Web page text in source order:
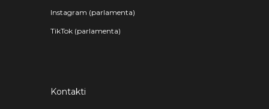
Instagram (parlamenta)
TikTok (parlamenta)
Kontakti